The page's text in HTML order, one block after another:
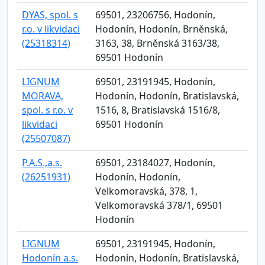
DYAS, spol. s
r.o. v likvidaci
(25318314)
69501, 23206756, Hodonín,
Hodonín, Hodonín, Brněnská,
3163, 38, Brněnská 3163/38,
69501 Hodonín
LIGNUM
MORAVA,
spol. s r.o. v
likvidaci
(25507087)
69501, 23191945, Hodonín,
Hodonín, Hodonín, Bratislavská,
1516, 8, Bratislavská 1516/8,
69501 Hodonín
P.A.S.,a.s.
(26251931)
69501, 23184027, Hodonín,
Hodonín, Hodonín,
Velkomoravská, 378, 1,
Velkomoravská 378/1, 69501
Hodonín
LIGNUM
Hodonín a.s.
69501, 23191945, Hodonín,
Hodonín, Hodonín, Bratislavská,